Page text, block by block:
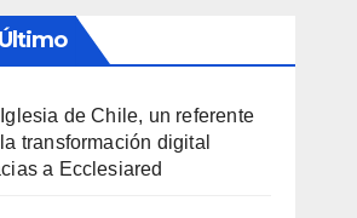
Iglesia de Chile, un referente
transformación digital
a Ecclesiared